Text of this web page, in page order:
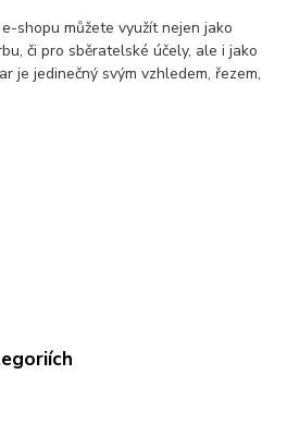
shopu můžete využít nejen jako
či pro sběratelské účely, ale i jako
je jedinečný svým vzhledem, řezem,